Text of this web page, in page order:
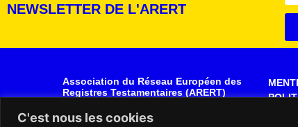
C'est nous les cookies
NEWSLETTER DE L'ARERT
Association du Réseau Européen des
Registres Testamentaires (ARERT)
1000 BRUXELLES